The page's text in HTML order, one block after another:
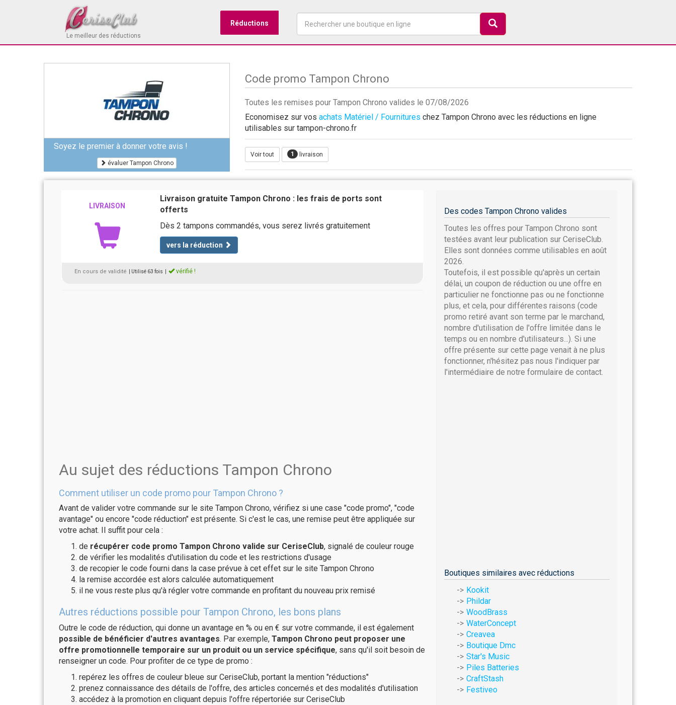
Le meilleur des réductions
Réductions
Soyez le premier à donner votre avis !
évaluer Tampon Chrono
Code promo Tampon Chrono
Toutes les remises pour Tampon Chrono valides le 07/08/2026
Economisez sur vos achats Matériel / Fournitures chez Tampon Chrono avec les réductions en ligne
utilisables sur tampon-chrono.fr
Voir tout 1 livraison
LIVRAISON
Livraison gratuite Tampon Chrono : les frais de ports sont
offerts
Dès 2 tampons commandés, vous serez livrés gratuitement
vers la réduction
En cours de validité | Utilisé 63 fois vérifié !
Au sujet des réductions Tampon Chrono
Comment utiliser un code promo pour Tampon Chrono ?
Avant de valider votre commande sur le site Tampon Chrono, vérifiez si une case "code promo", "code
avantage" ou encore "code réduction" est présente. Si c'est le cas, une remise peut être appliquée sur
votre achat. Il suffit pour cela :
de récupérer code promo Tampon Chrono valide sur CeriseClub, signalé de couleur rouge
de vérifier les modalités d'utilisation du code et les restrictions d'usage
de recopier le code fourni dans la case prévue à cet effet sur le site Tampon Chrono
la remise accordée est alors calculée automatiquement
il ne vous reste plus qu'à régler votre commande en profitant du nouveau prix remisé
Autres réductions possible pour Tampon Chrono, les bons plans
Outre le code de réduction, qui donne un avantage en % ou en € sur votre commande, il est également
possible de bénéficier d'autres avantages. Par exemple, Tampon Chrono peut proposer une
offre promotionnelle temporaire sur un produit ou un service spécifique, sans qu'il soit besoin de
renseigner un code. Pour profiter de ce type de promo :
repérez les offres de couleur bleue sur CeriseClub, portant la mention "réductions"
prenez connaissance des détails de l'offre, des articles concernés et des modalités d'utilisation
accédez à la promotion en cliquant depuis l'offre répertoriée sur CeriseClub
Des codes Tampon Chrono valides
Toutes les offres pour Tampon Chrono sont
testées avant leur publication sur CeriseClub.
Elles sont données comme utilisables en août
2026.
Toutefois, il est possible qu'après un certain
délai, un coupon de réduction ou une offre en
particulier ne fonctionne pas ou ne fonctionne
plus, et cela, pour différentes raisons (code
promo retiré avant son terme par le marchand,
nombre d'utilisation de l'offre limitée dans le
temps ou en nombre d'utilisateurs...). Si une
offre présente sur cette page venait à ne plus
fonctionner, n'hésitez pas nous l'indiquer par
l'intermédiaire de notre formulaire de contact.
Boutiques similaires avec réductions
Kookit
Phildar
WoodBrass
WaterConcept
Creavea
Boutique Dmc
Star's Music
Piles Batteries
CraftStash
Festiveo